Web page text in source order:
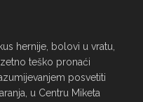
hernije, bolovi u vratu,
teško pronaći
posvetiti
u Centru Miketa